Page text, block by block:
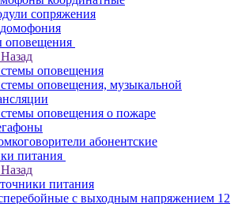
сопряжения
оповещения
Назад
оповещения
оповещения, музыкальной
оповещения о пожаре
абонентские
питания
Назад
питания
с выходным напряжением 12